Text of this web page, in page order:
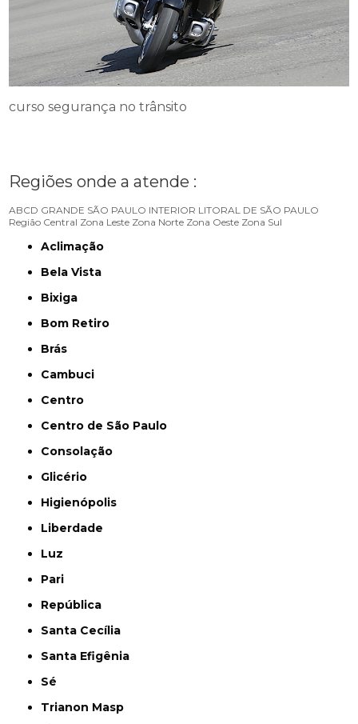
curso segurança no trânsito
Regiões onde a atende :
ABCD GRANDE SÃO PAULO INTERIOR LITORAL DE SÃO PAULO
Região Central Zona Leste Zona Norte Zona Oeste Zona Sul
Aclimação
Bela Vista
Bixiga
Bom Retiro
Brás
Cambuci
Centro
Centro de São Paulo
Consolação
Glicério
Higienópolis
Liberdade
Luz
Pari
República
Santa Cecília
Santa Efigênia
Sé
Trianon Masp